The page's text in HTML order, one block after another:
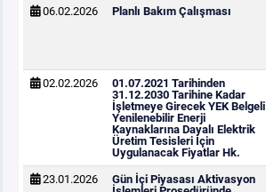
06.02.2026 Planlı Bakım Çalışması
02.02.2026
01.07.2021 Tarihinden
31.12.2030 Tarihine Kadar
İşletmeye Girecek YEK Belgeli
Yenilenebilir Enerji
Kaynaklarına Dayalı Elektrik
Üretim Tesisleri İçin
Uygulanacak Fiyatlar Hk.
23.01.2026
Gün İçi Piyasası Aktivasyon